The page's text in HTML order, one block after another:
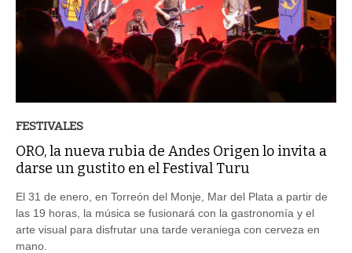
FESTIVALES
ORO, la nueva rubia de Andes Origen lo invita a
darse un gustito en el Festival Turu
El 31 de enero, en Torreón del Monje, Mar del Plata a partir de
las 19 horas, la música se fusionará con la gastronomía y el
arte visual para disfrutar una tarde veraniega con cerveza en
mano.